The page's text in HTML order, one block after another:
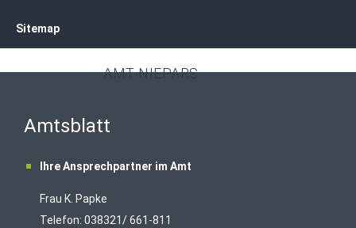
AMT NIEPARS
Sitemap
Amtsblatt
Ihre Ansprechpartner im Amt
Frau K. Papke
Telefon: 038321/ 661-811